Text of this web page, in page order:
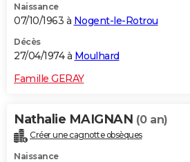
Naissance
07/10/1963 à Nogent-le-Rotrou
Décès
27/04/1974 à Moulhard
Famille GERAY
Nathalie MAIGNAN (0 an)
Créer une cagnotte obsèques
Naissance